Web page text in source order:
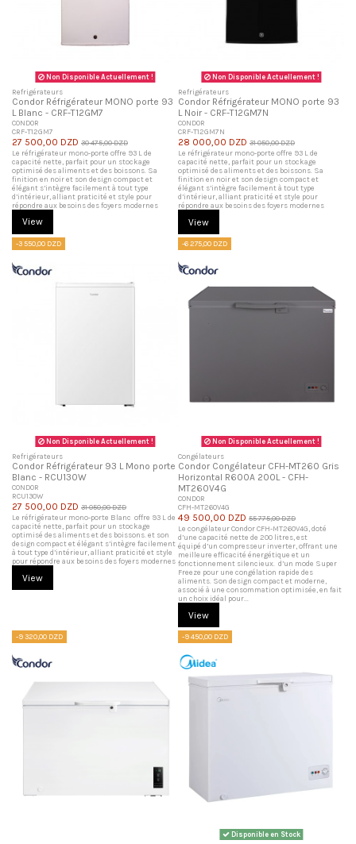
Non Disponible Actuellement !
Refrigérateurs
Condor Réfrigérateur MONO porte 93
L Blanc - CRF-T12GM7
CONDOR
CRF-T12GM7
27 500,00 DZD 30 475,00 DZD
Le réfrigérateur mono-porte offre 93 L de
capacité nette, parfait pour un stockage
optimisé des aliments et des boissons. Sa
finition en noir et son design compact et
élégant s’intègre facilement à tout type
d’intérieur, alliant praticité et style pour
répondre aux besoins des foyers modernes
View
Non Disponible Actuellement !
Refrigérateurs
Condor Réfrigérateur MONO porte 93
L Noir - CRF-T12GM7N
CONDOR
CRF-T12GM7N
28 000,00 DZD 31 050,00 DZD
Le réfrigérateur mono-porte offre 93 L de
capacité nette, parfait pour un stockage
optimisé des aliments et des boissons. Sa
finition en noir et son design compact et
élégant s’intègre facilement à tout type
d’intérieur, alliant praticité et style pour
répondre aux besoins des foyers modernes
View
-3 550,00 DZD
Non Disponible Actuellement !
Refrigérateurs
Condor Réfrigérateur 93 L Mono porte
Blanc - RCU130W
CONDOR
RCU130W
27 500,00 DZD 31 050,00 DZD
Le réfrigérateur mono-porte Blanc offre 93 L de
capacité nette, parfait pour un stockage
optimisé des aliments et des boissons. et son
design compact et élégant s’intègre facilement
à tout type d’intérieur, alliant praticité et style
pour répondre aux besoins des foyers modernes
View
-6 275,00 DZD
Non Disponible Actuellement !
Congélateurs
Condor Congélateur CFH-MT260 Gris
Horizontal R600A 200L - CFH-
MT260V4G
CONDOR
CFH-MT260V4G
49 500,00 DZD 55 775,00 DZD
Le congélateur Condor CFH-MT260V4G, doté
d’une capacité nette de 200 litres, est
équipé d’un compresseur inverter, offrant une
meilleure efficacité énergétique et un
fonctionnement silencieux. d’un mode Super
Freeze pour une congélation rapide des
aliments. Son design compact et moderne,
associé à une consommation optimisée, en fait
un choix idéal pour...
View
-9 320,00 DZD -9 450,00 DZD
Disponible en Stock